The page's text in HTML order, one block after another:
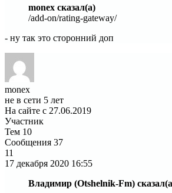
monex сказал(а)
/add-on/rating-gateway/
- ну так это сторонний доп
monex
не в сети 5 лет
На сайте с 27.06.2019
Участник
Тем 10
Сообщения 37
11
17 декабря 2020 16:55
Владимир (Otshelnik-Fm)